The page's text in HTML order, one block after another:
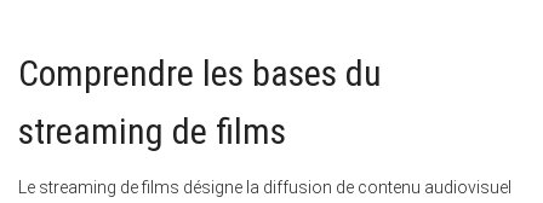
Comprendre les bases du
streaming de films
Le streaming de films désigne la diffusion de contenu audiovisuel